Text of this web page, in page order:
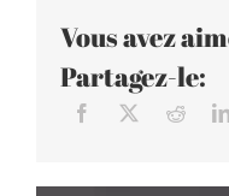
Vous avez
Partagez-le: